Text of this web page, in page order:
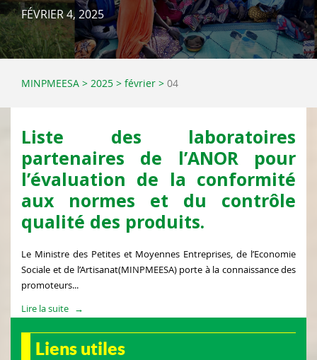
FÉVRIER 4, 2025
MINPMEESA > 2025 > février > 04
Liste des laboratoires
partenaires de l’ANOR pour
l’évaluation de la conformité
aux normes et du contrôle
qualité des produits.
Le Ministre des Petites et Moyennes Entreprises, de l’Economie
Sociale et de l’Artisanat(MINPMEESA) porte à la connaissance des
promoteurs...
Lire la suite
Liens utiles